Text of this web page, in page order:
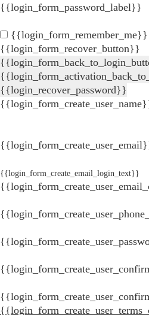
{{login_form_password_label}}
{{login_form_remember_me}}
{{login_form_recover_button}}
{{login_recover_password}}
{{login_form_create_email_login_text}}